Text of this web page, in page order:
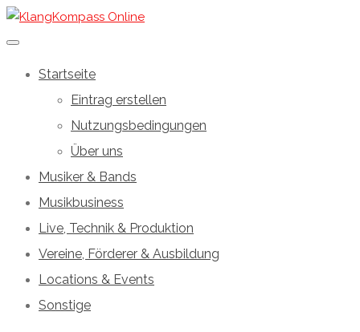
Startseite
Eintrag erstellen
Nutzungsbedingungen
Über uns
Musiker & Bands
Musikbusiness
Live, Technik & Produktion
Vereine, Förderer & Ausbildung
Locations & Events
Sonstige